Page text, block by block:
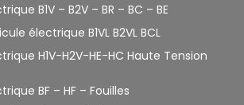
B1V – B2V – BR – BC – BE
électrique B1VL B2VL BCL
H1V-H2V-HE-HC Haute Tension
BF – HF – Fouilles